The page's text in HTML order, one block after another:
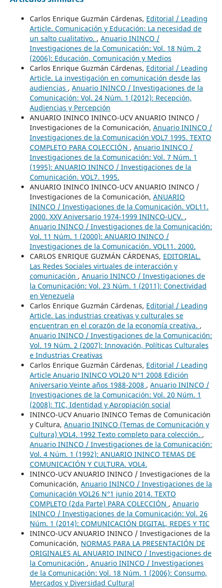
Carlos Enrique Guzmán Cárdenas, Editorial / Leading
Article. Comunicación y Educación: La necesidad de
un salto cualitativo. , Anuario ININCO /
Investigaciones de la Comunicación: Vol. 18 Núm. 2
(2006): Educación, Comunicación y Medios
Carlos Enrique Guzmán Cárdenas, Editorial / Leading
Article. La investigación en comunicación desde las
audiencias , Anuario ININCO / Investigaciones de la
Comunicación: Vol. 24 Núm. 1 (2012): Recepción,
Audiencias y Percepción
ANUARIO ININCO ININCO-UCV ANUARIO ININCO /
Investigaciones de la Comunicación, Anuario ININCO /
Investigaciones de la Comunicación VOL7 1995. TEXTO
COMPLETO PARA COLECCIÓN , Anuario ININCO /
Investigaciones de la Comunicación: Vol. 7 Núm. 1
(1995): ANUARIO ININCO / Investigaciones de la
Comunicación. VOL7. 1995.
ANUARIO ININCO ININCO-UCV ANUARIO ININCO /
Investigaciones de la Comunicación, ANUARIO
ININCO / Investigaciones de la Comunicación. VOL11.
2000. XXV Aniversario 1974-1999 ININCO-UCV. ,
Anuario ININCO / Investigaciones de la Comunicación:
Vol. 11 Núm. 1 (2000): ANUARIO ININCO /
Investigaciones de la Comunicación. VOL11. 2000.
CARLOS ENRIQUE GUZMÁN CÁRDENAS, EDITORIAL.
Las Redes Sociales virtuales de interacción y
comunicación , Anuario ININCO / Investigaciones de
la Comunicación: Vol. 23 Núm. 1 (2011): Conectividad
en Venezuela
Carlos Enrique Guzmán Cárdenas, Editorial / Leading
Article. Las industrias creativas y culturales se
encuentran en el corazón de la economía creativa. ,
Anuario ININCO / Investigaciones de la Comunicación:
Vol. 19 Núm. 2 (2007): Innovación, Políticas Culturales
e Industrias Creativas
Carlos Enrique Guzmán Cárdenas, Editorial / Leading
Article Anuario ININCO VOL20 N°1 2008 Edición
Aniversario Veinte años 1988-2008 , Anuario ININCO /
Investigaciones de la Comunicación: Vol. 20 Núm. 1
(2008): TIC, Identidad y Apropiación social
ININCO-UCV Anuario ININCO Temas de Comunicación
y Cultura, Anuario ININCO (Temas de Comunicación y
Cultura) VOL4. 1992 Texto completo para colección. ,
Anuario ININCO / Investigaciones de la Comunicación:
Vol. 4 Núm. 1 (1992): ANUARIO ININCO TEMAS DE
COMUNICACIÓN Y CULTURA. VOL4.
ININCO-UCV ANUARIO ININCO / Investigaciones de la
Comunicación, Anuario ININCO / Investigaciones de la
Comunicación VOL26 N°1 junio 2014. TEXTO
COMPLETO (2da Parte) PARA COLECCIÓN , Anuario
ININCO / Investigaciones de la Comunicación: Vol. 26
Núm. 1 (2014): COMUNICACIÓN DIGITAL, REDES Y TIC
ININCO-UCV ANUARIO ININCO / Investigaciones de la
Comunicación, NORMAS PARA LA PRESENTACIÓN DE
ORIGINALES AL ANUARIO ININCO / Investigaciones de
la Comunicación , Anuario ININCO / Investigaciones
de la Comunicación: Vol. 18 Núm. 1 (2006): Consumo,
Mercados y Diversidad Cultural